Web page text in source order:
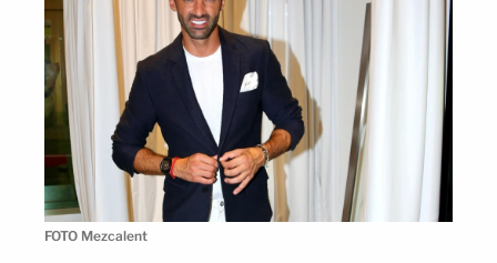
FOTO Mezcalent